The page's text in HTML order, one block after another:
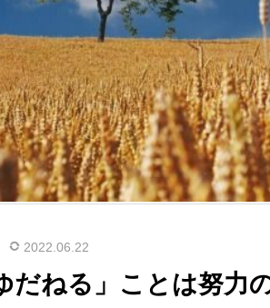
2022.06.22
だねる」ことは努